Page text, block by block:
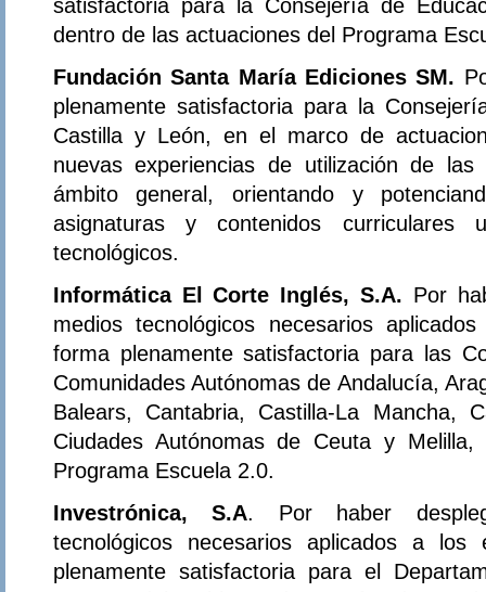
dentro de las actuaciones del Programa
Fundación Santa María Ediciones SM.
plenamente satisfactoria para la
Castilla y León, en el marco de
nuevas experiencias de utilización de
ámbito general, orientando y
asignaturas y contenidos curriculares
tecnológicos.
Informática El Corte Inglés, S.A. Por
medios tecnológicos necesarios
forma plenamente satisfactoria para las
Comunidades Autónomas de Andalucía,
Balears, Cantabria, Castilla-La Mancha,
Ciudades Autónomas de Ceuta y
Programa Escuela 2.0.
Investrónica, S.A. Por haber
tecnológicos necesarios aplicados a los
plenamente satisfactoria para el